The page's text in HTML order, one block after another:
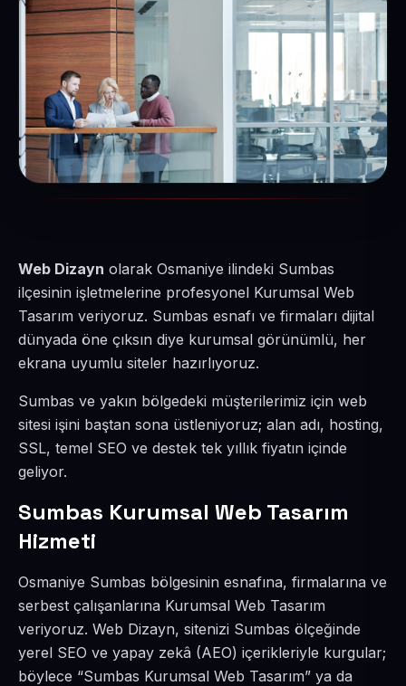
Web Dizayn olarak Osmaniye ilindeki Sumbas
ilçesinin işletmelerine profesyonel Kurumsal Web
Tasarım veriyoruz. Sumbas esnafı ve firmaları dijital
dünyada öne çıksın diye kurumsal görünümlü, her
ekrana uyumlu siteler hazırlıyoruz.
Sumbas ve yakın bölgedeki müşterilerimiz için web
sitesi işini baştan sona üstleniyoruz; alan adı, hosting,
SSL, temel SEO ve destek tek yıllık fiyatın içinde
geliyor.
Sumbas Kurumsal Web Tasarım
Hizmeti
Osmaniye Sumbas bölgesinin esnafına, firmalarına ve
serbest çalışanlarına Kurumsal Web Tasarım
veriyoruz. Web Dizayn, sitenizi Sumbas ölçeğinde
yerel SEO ve yapay zekâ (AEO) içerikleriyle kurgular;
böylece “Sumbas Kurumsal Web Tasarım” ya da